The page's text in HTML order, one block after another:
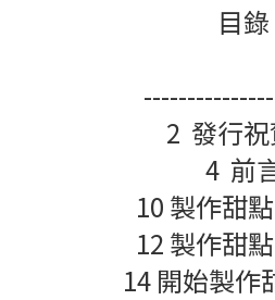
目錄
2 發行
4 前
10 製作甜
12 製作甜
14 開始製作